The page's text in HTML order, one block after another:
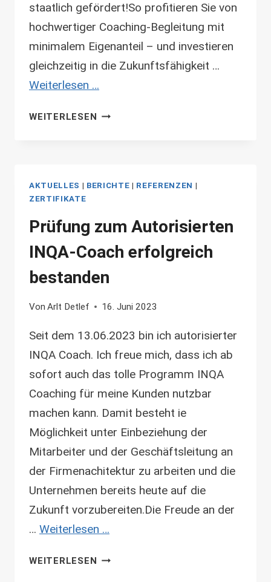
staatlich gefördert!So profitieren Sie von
hochwertiger Coaching-Begleitung mit
minimalem Eigenanteil – und investieren
gleichzeitig in die Zukunftsfähigkeit …
Weiterlesen …
WEITERLESEN
ERFOLGREICHE
COACH
VERÄNDERUNG
MIT
PERSPEKTIVE
FÖRDERUNG!
AKTUELLES | BERICHTE | REFERENZEN |
ZERTIFIKATE
Prüfung zum Autorisierten
INQA-Coach erfolgreich
bestanden
Von Arlt Detlef 16. Juni 2023
Seit dem 13.06.2023 bin ich autorisierter
INQA Coach. Ich freue mich, dass ich ab
sofort auch das tolle Programm INQA
Coaching für meine Kunden nutzbar
machen kann. Damit besteht ie
Möglichkeit unter Einbeziehung der
Mitarbeiter und der Geschäftsleitung an
der Firmenachitektur zu arbeiten und die
Unternehmen bereits heute auf die
Zukunft vorzubereiten.Die Freude an der
… Weiterlesen …
WEITERLESEN PRÜFUNG